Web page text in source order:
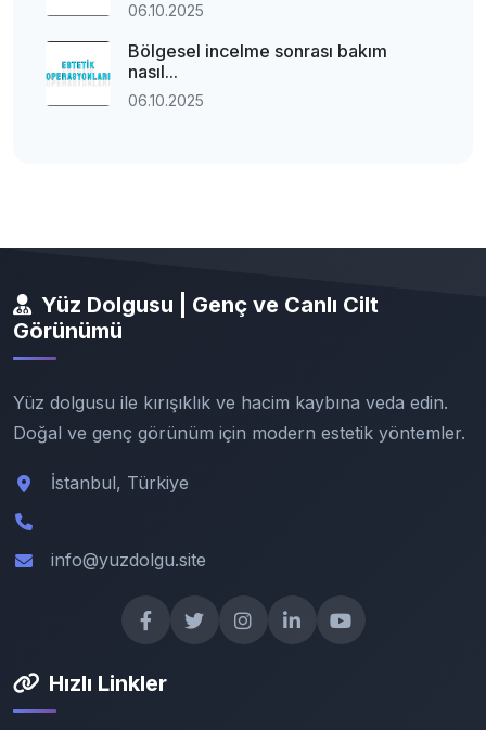
06.10.2025
Bölgesel incelme sonrası bakım
nasıl...
06.10.2025
Yüz Dolgusu | Genç ve Canlı Cilt
Görünümü
Yüz dolgusu ile kırışıklık ve hacim kaybına veda edin.
Doğal ve genç görünüm için modern estetik yöntemler.
İstanbul, Türkiye
info@yuzdolgu.site
Hızlı Linkler